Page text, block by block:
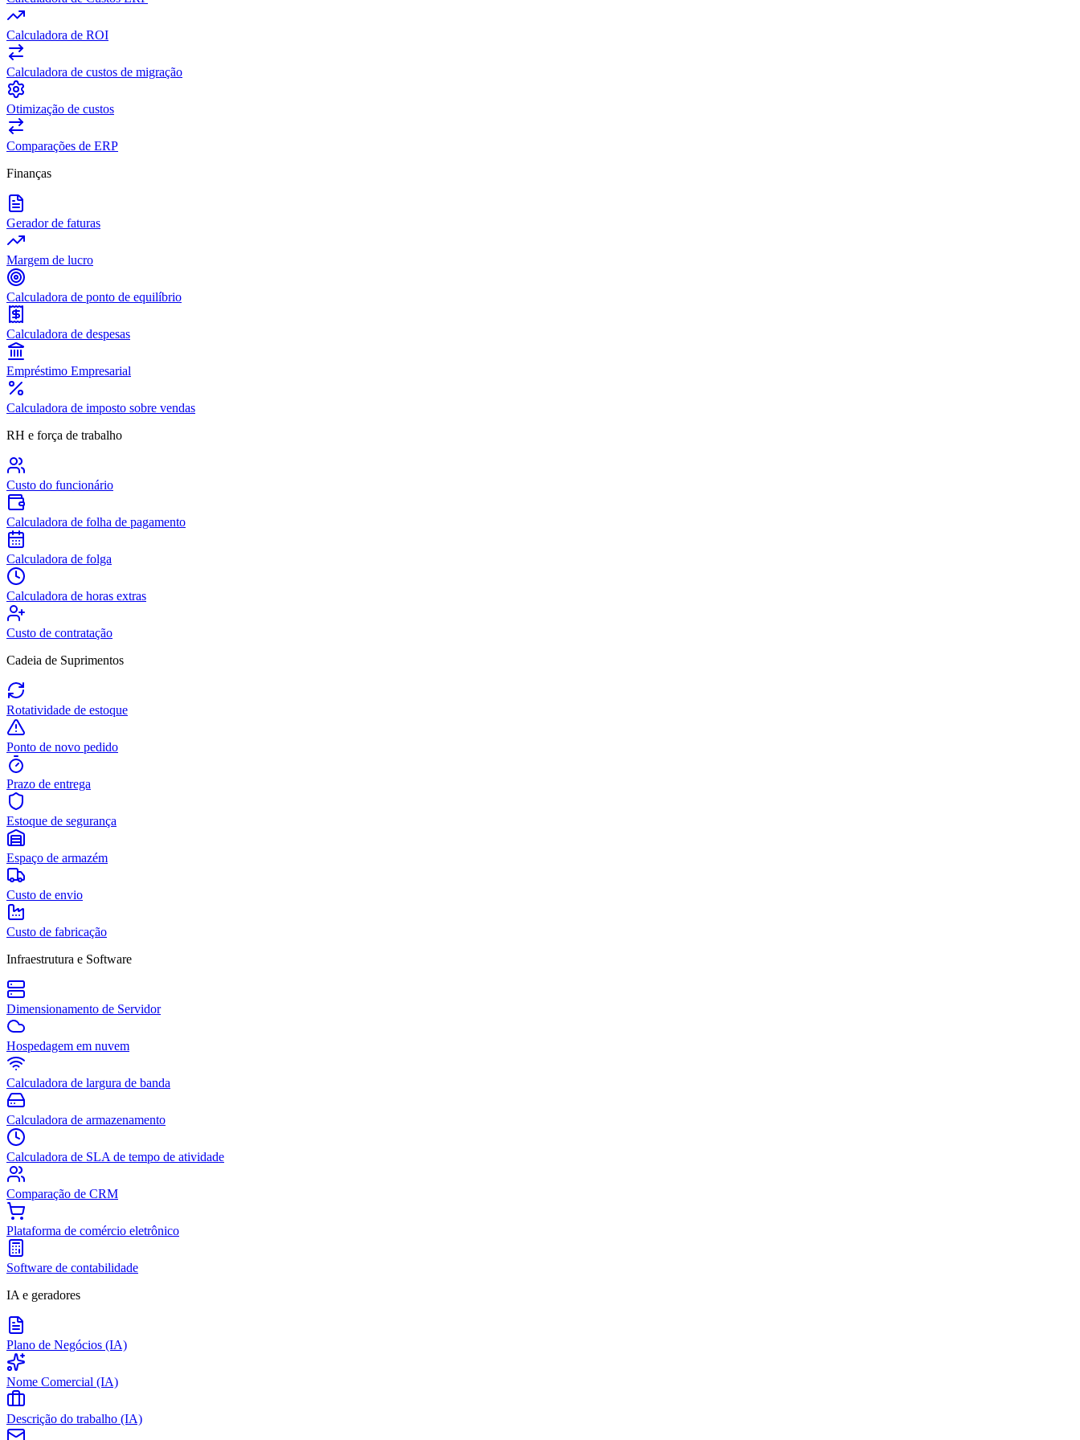
Calculadora de ROI
Calculadora de custos de migração
Otimização de custos
Comparações de ERP
Finanças
Gerador de faturas
Margem de lucro
Calculadora de ponto de equilíbrio
Calculadora de despesas
Empréstimo Empresarial
Calculadora de imposto sobre vendas
RH e força de trabalho
Custo do funcionário
Calculadora de folha de pagamento
Calculadora de folga
Calculadora de horas extras
Custo de contratação
Cadeia de Suprimentos
Rotatividade de estoque
Ponto de novo pedido
Prazo de entrega
Estoque de segurança
Espaço de armazém
Custo de envio
Custo de fabricação
Infraestrutura e Software
Dimensionamento de Servidor
Hospedagem em nuvem
Calculadora de largura de banda
Calculadora de armazenamento
Calculadora de SLA de tempo de atividade
Comparação de CRM
Plataforma de comércio eletrônico
Software de contabilidade
IA e geradores
Plano de Negócios (IA)
Nome Comercial (IA)
Descrição do trabalho (IA)